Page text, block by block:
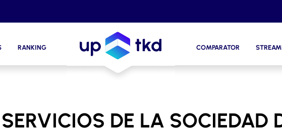
RANKING COMPARATOR
DE LA SOCIEDAD